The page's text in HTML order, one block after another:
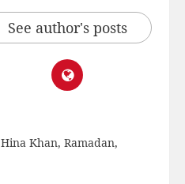
See author's posts
Hina Khan, Ramadan,